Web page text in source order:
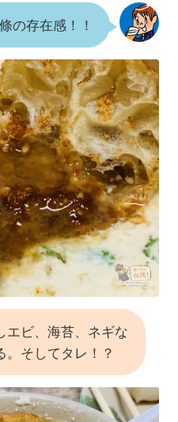
の存在感！！
エビ、海苔、ネギな
。そしてタレ！？